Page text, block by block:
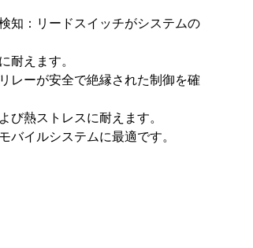
知：リードスイッチがシステムの
耐えます。
レーが安全で絶縁された制御を確
び熱ストレスに耐えます。
バイルシステムに最適です。